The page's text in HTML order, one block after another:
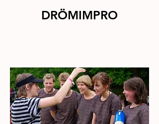
DRÖMIMPRO